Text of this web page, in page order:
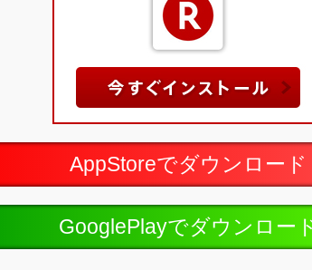
AppStoreでダウンロード
GooglePlayでダウンロー